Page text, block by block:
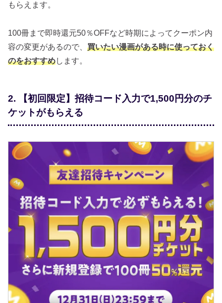
もらえます。
100冊まで即時還元50％OFFなど時期によってクーポン内
容の変更があるので、 買いたい漫画がある時に使っておく
のをおすすめします。
2. 【初回限定】招待コード入力で1,500円分のチ
ケットがもらえる